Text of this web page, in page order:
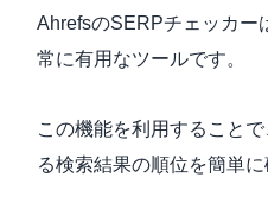
AhrefsのSERPチェッカー
常に有用なツールです。
この機能を利用すること
る検索結果の順位を簡単に